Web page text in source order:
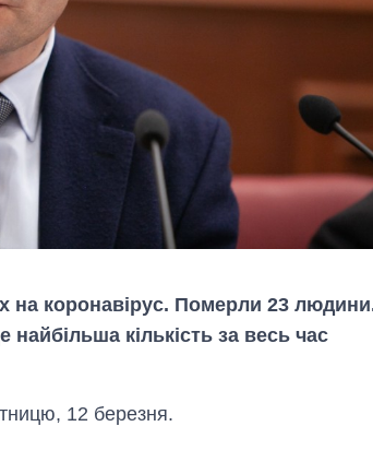
на коронавірус. Померли 23
найбільша кількість за весь час
12 березня.